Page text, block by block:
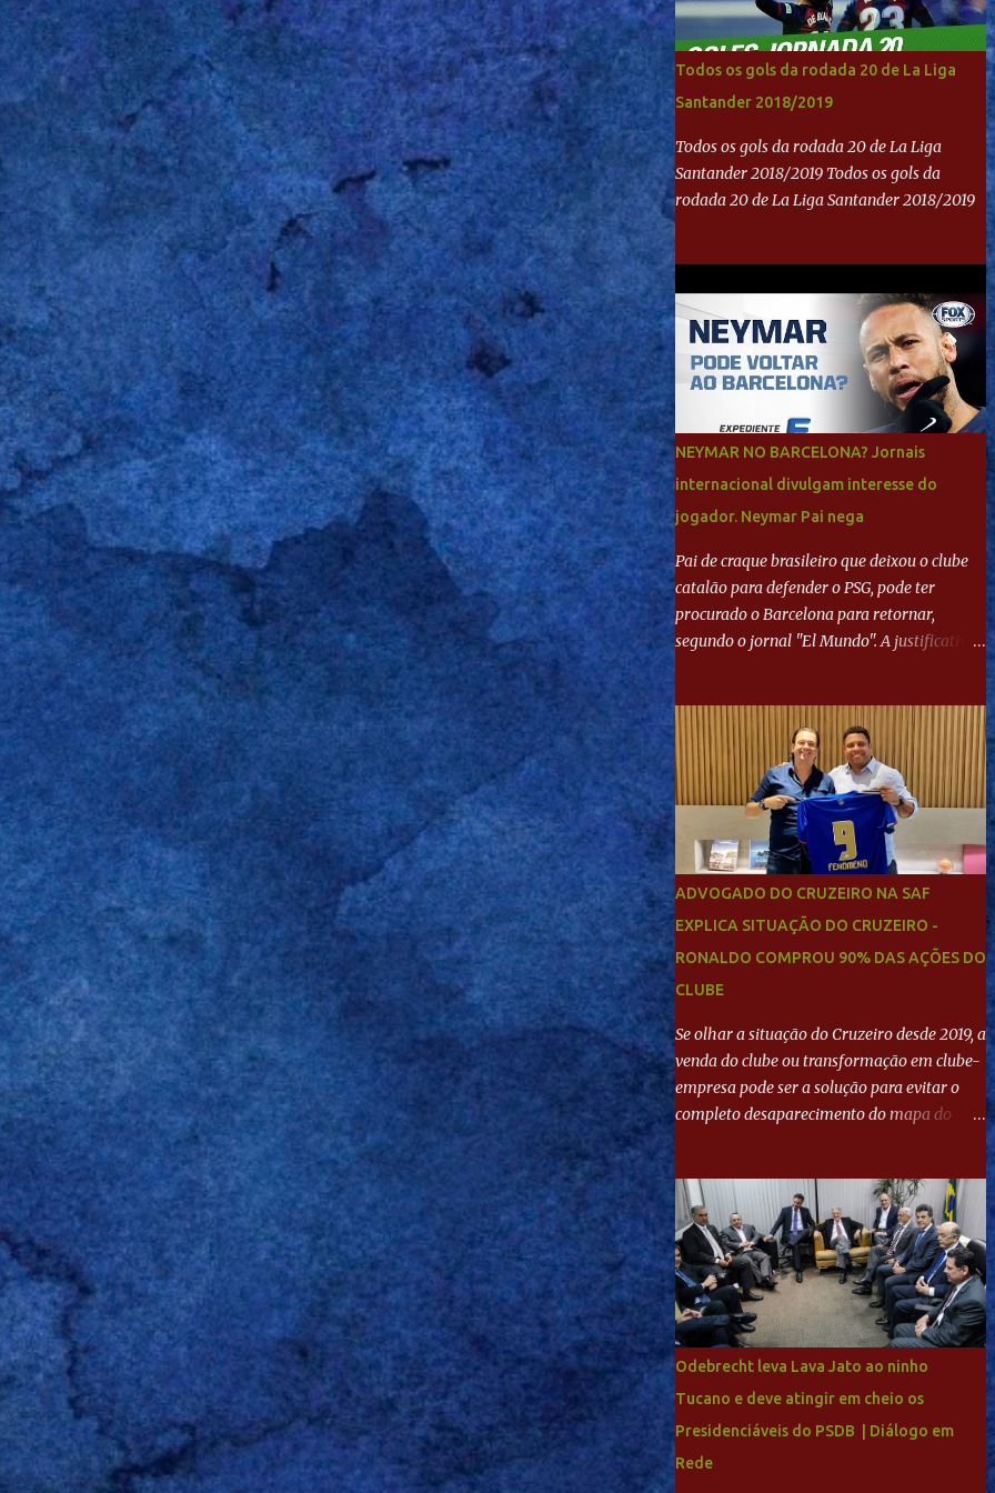
Todos os gols da rodada 20 de La Liga
Santander 2018/2019
Todos os gols da rodada 20 de La Liga
Santander 2018/2019 Todos os gols da
rodada 20 de La Liga Santander 2018/2019
NEYMAR NO BARCELONA? Jornais
internacional divulgam interesse do
jogador. Neymar Pai nega
Pai de craque brasileiro que deixou o clube
catalão para defender o PSG, pode ter
procurado o Barcelona para retornar,
segundo o jornal "El Mundo". A justificativa
"Mundo Deportivo", o empresário, Neymar
Pai, negou NEYMAR NO BARCELONA?
Jornais internacional divulgam interesse do
jogador. Neymar Pai nega
ADVOGADO DO CRUZEIRO NA SAF
EXPLICA SITUAÇÃO DO CRUZEIRO -
RONALDO COMPROU 90% DAS AÇÕES DO
CLUBE
Se olhar a situação do Cruzeiro desde 2019, a
venda do clube ou transformação em clube-
empresa pode ser a solução para evitar o
completo desaparecimento do mapa do
de milhões agora seja mercantil. Segundo
apuração da Itatiaia, Fenômeno comprou
90% das ações por R$ 400 milhões. Aporte
feito imediatamente para pagamento de
dívidas emergenciais e investimentos no
departamento de futebol. O projeto
apresentado para a recuperação do
Ronaldo sendo solidário à dívida de R$ 1
bilhão a partir de agora, mais o peso que o
ex-atacante tem no mundo do futebol, além
Odebrecht leva Lava Jato ao ninho
Tucano e deve atingir em cheio os
Presidenciáveis do PSDB | Diálogo em
Rede